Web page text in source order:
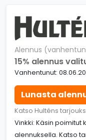
Alennus
15% alennus
Vanhentunut:
Lunasta
Katso Hulténs
Vinkki: Käsin poimitut
alennuksella. Katso